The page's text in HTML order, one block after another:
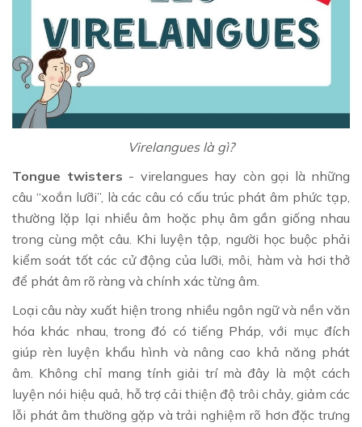
Virelangues là gì?
Tongue twisters - virelangues hay còn gọi là những
câu “xoắn lưỡi”, là các câu có cấu trúc phát âm phức tạp,
thường lặp lại nhiều âm hoặc phụ âm gần giống nhau
trong cùng một câu. Khi luyện tập, người học buộc phải
kiểm soát tốt các cử động của lưỡi, môi, hàm và hơi thở
để phát âm rõ ràng và chính xác từng âm.
Loại câu này xuất hiện trong nhiều ngôn ngữ và nền văn
hóa khác nhau, trong đó có tiếng Pháp, với mục đích
giúp rèn luyện khẩu hình và nâng cao khả năng phát
âm. Không chỉ mang tính giải trí mà đây là một cách
luyện nói hiệu quả, hỗ trợ cải thiện độ trôi chảy, giảm các
lỗi phát âm thường gặp và trải nghiệm rõ hơn đặc trưng